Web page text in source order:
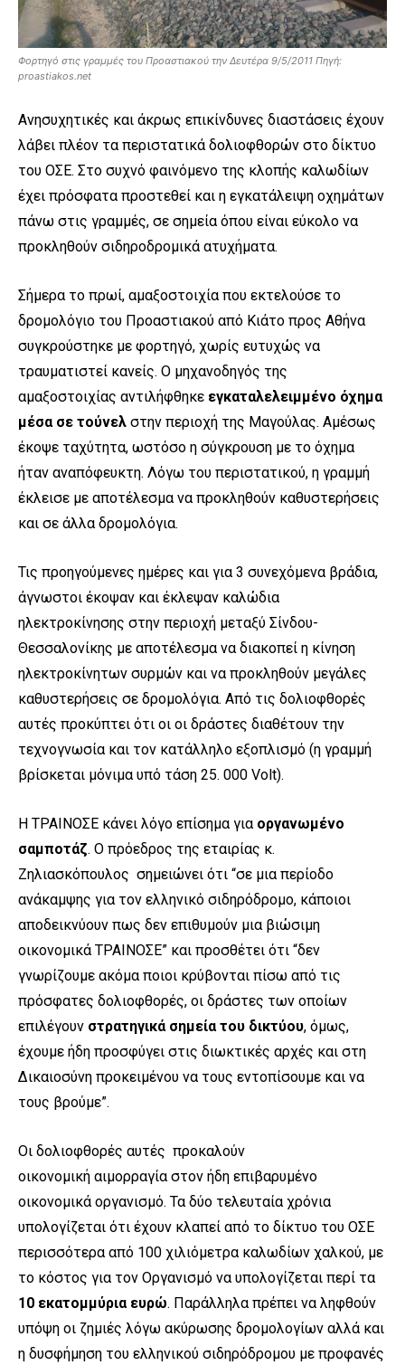
Φορτηγό στις γραμμές του Προαστιακού την Δευτέρα 9/5/2011 Πηγή:
proastiakos.net
Ανησυχητικές και άκρως επικίνδυνες διαστάσεις έχουν
λάβει πλέον τα περιστατικά δολιοφθορών στο δίκτυο
του ΟΣΕ. Στο συχνό φαινόμενο της κλοπής καλωδίων
έχει πρόσφατα προστεθεί και η εγκατάλειψη οχημάτων
πάνω στις γραμμές, σε σημεία όπου είναι εύκολο να
προκληθούν σιδηροδρομικά ατυχήματα.
Σήμερα το πρωί, αμαξοστοιχία που εκτελούσε το
δρομολόγιο του Προαστιακού από Κιάτο προς Αθήνα
συγκρούστηκε με φορτηγό, χωρίς ευτυχώς να
τραυματιστεί κανείς. Ο μηχανοδηγός της
αμαξοστοιχίας αντιλήφθηκε εγκαταλελειμμένο όχημα
μέσα σε τούνελ στην περιοχή της Μαγούλας. Αμέσως
έκοψε ταχύτητα, ωστόσο η σύγκρουση με το όχημα
ήταν αναπόφευκτη. Λόγω του περιστατικού, η γραμμή
έκλεισε με αποτέλεσμα να προκληθούν καθυστερήσεις
και σε άλλα δρομολόγια.
Τις προηγούμενες ημέρες και για 3 συνεχόμενα βράδια,
άγνωστοι έκοψαν και έκλεψαν καλώδια
ηλεκτροκίνησης στην περιοχή μεταξύ Σίνδου-
Θεσσαλονίκης με αποτέλεσμα να διακοπεί η κίνηση
ηλεκτροκίνητων συρμών και να προκληθούν μεγάλες
καθυστερήσεις σε δρομολόγια. Από τις δολιοφθορές
αυτές προκύπτει ότι οι οι δράστες διαθέτουν την
τεχνογνωσία και τον κατάλληλο εξοπλισμό (η γραμμή
βρίσκεται μόνιμα υπό τάση 25. 000 Volt).
Η ΤΡΑΙΝΟΣΕ κάνει λόγο επίσημα για οργανωμένο
σαμποτάζ. Ο πρόεδρος της εταιρίας κ.
Ζηλιασκόπουλος σημειώνει ότι “σε μια περίοδο
ανάκαμψης για τον ελληνικό σιδηρόδρομο, κάποιοι
αποδεικνύουν πως δεν επιθυμούν μια βιώσιμη
οικονομικά ΤΡΑΙΝΟΣΕ” και προσθέτει ότι “δεν
γνωρίζουμε ακόμα ποιοι κρύβονται πίσω από τις
πρόσφατες δολιοφθορές, οι δράστες των οποίων
επιλέγουν στρατηγικά σημεία του δικτύου, όμως,
έχουμε ήδη προσφύγει στις διωκτικές αρχές και στη
Δικαιοσύνη προκειμένου να τους εντοπίσουμε και να
τους βρούμε”.
Οι δολιοφθορές αυτές προκαλούν
οικονομική αιμορραγία στον ήδη επιβαρυμένο
οικονομικά οργανισμό. Τα δύο τελευταία χρόνια
υπολογίζεται ότι έχουν κλαπεί από το δίκτυο του ΟΣΕ
περισσότερα από 100 χιλιόμετρα καλωδίων χαλκού, με
το κόστος για τον Οργανισμό να υπολογίζεται περί τα
10 εκατομμύρια ευρώ. Παράλληλα πρέπει να ληφθούν
υπόψη οι ζημιές λόγω ακύρωσης δρομολογίων αλλά και
η δυσφήμηση του ελληνικού σιδηρόδρομου με προφανές